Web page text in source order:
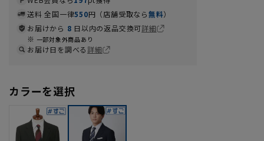
送料 全国一律550円（店舗受取なら無料）
お届けから 8 日以内の返品交換可詳細
一部対象外商品あり
お届け日を調べる詳細
カラーを選択